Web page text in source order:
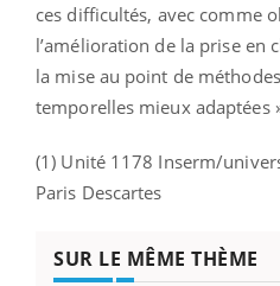
ces difficultés, avec comme
l’amélioration de la prise en
la mise au point de
temporelles mieux adaptées
(1) Unité 1178 Inserm/
Paris Descartes
SUR LE MÊME THÈME